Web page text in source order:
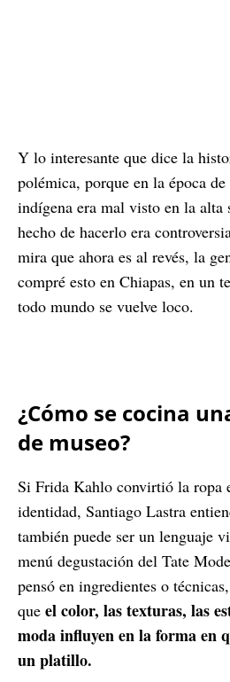
Y lo interesante que dice la
polémica, porque en la época
indígena era mal visto en la alta
hecho de hacerlo era
mira que ahora es al revés, la
compré esto en Chiapas, en un
todo mundo se vuelve loco.
¿Cómo se cocina
de museo?
Si Frida Kahlo convirtió la ropa
identidad, Santiago Lastra
también puede ser un lenguaje
menú degustación del Tate
pensó en ingredientes o
que el color, las texturas, las
moda influyen en la forma en
un platillo.